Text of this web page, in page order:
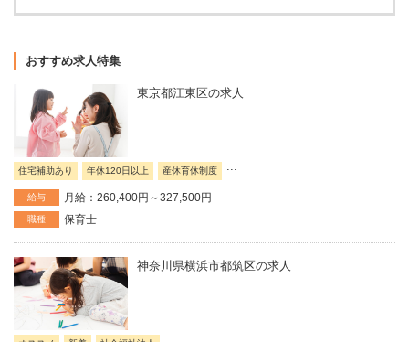
おすすめ求人特集
東京都江東区の求人
住宅補助あり 年休120日以上 産休育休制度
給与 月給：260,400円～327,500円
職種 保育士
神奈川県横浜市都筑区の求人
...